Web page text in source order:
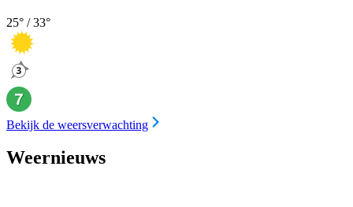
25° /33°
Bekijk de weersverwachting
Weernieuws